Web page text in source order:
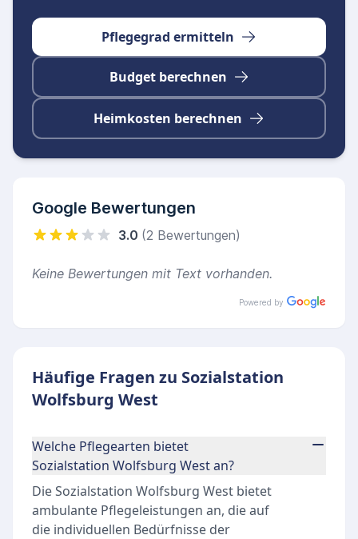
Strukturierte Tagesbetreuung
Soziale und kulturelle Aktivitäten
Individuelle Pflege und Betreuung
Verpflegung und gemeinsame Mahlzeiten
Kontakt
Sozialstation Wolfsburg West
Pflegegrad ermitteln
Budget berechnen
Heimkosten berechnen
Google Bewertungen
3.0 (2 Bewertungen)
Keine Bewertungen mit Text vorhanden.
Powered by
Häufige Fragen zu Sozialstation
Wolfsburg West
Welche Pflegearten bietet
Sozialstation Wolfsburg West an?
Die Sozialstation Wolfsburg West bietet
ambulante Pflegeleistungen an, die auf
die individuellen Bedürfnisse der